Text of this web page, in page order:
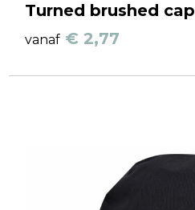
Turned brushed cap
vanaf € 2,77